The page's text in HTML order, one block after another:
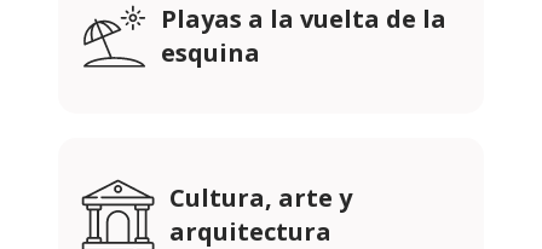
Playas a la vuelta de la
esquina
Cultura, arte y
arquitectura